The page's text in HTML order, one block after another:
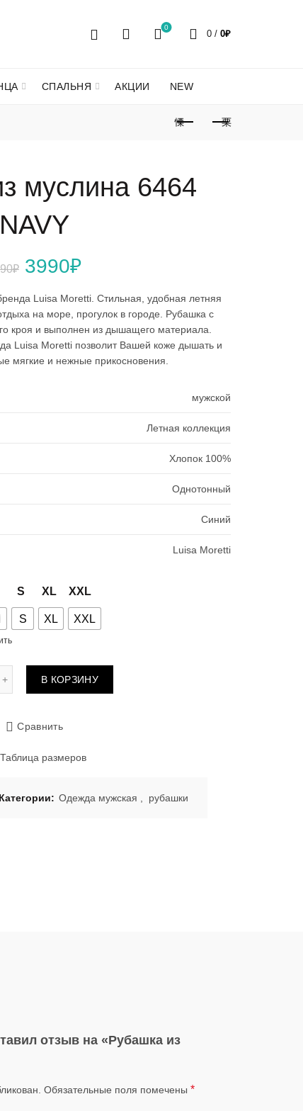
0
0 / 0₽
СПАЛЬНЯ АКЦИИ NEW
муслина 6464
NAVY
₽ Первоначальная
цена
составляла
8990₽.
3990₽Текущая
цена:
3990₽.
Luisa Moretti. Стильная, удобная летняя
на море, прогулок в городе. Рубашка с
кроя и выполнен из дышащего материала.
Luisa Moretti позволит Вашей коже дышать и
мягкие и нежные прикосновения.
мужской
Летная коллекция
Хлопок 100%
Однотонный
Синий
Luisa Moretti
S XL XXL
S XL XXL
В КОРЗИНУ
Сравнить
Таблица размеров
Категории: Одежда мужская рубашки
отзыв на «Рубашка из
Обязательные поля помечены *